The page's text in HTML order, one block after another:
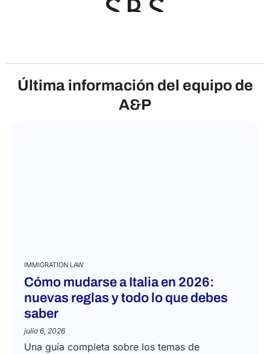
Última información del equipo de
A&P
IMMIGRATION LAW
Cómo mudarse a Italia en 2026:
nuevas reglas y todo lo que debes
saber
julio 6, 2026
Una guía completa sobre los temas de